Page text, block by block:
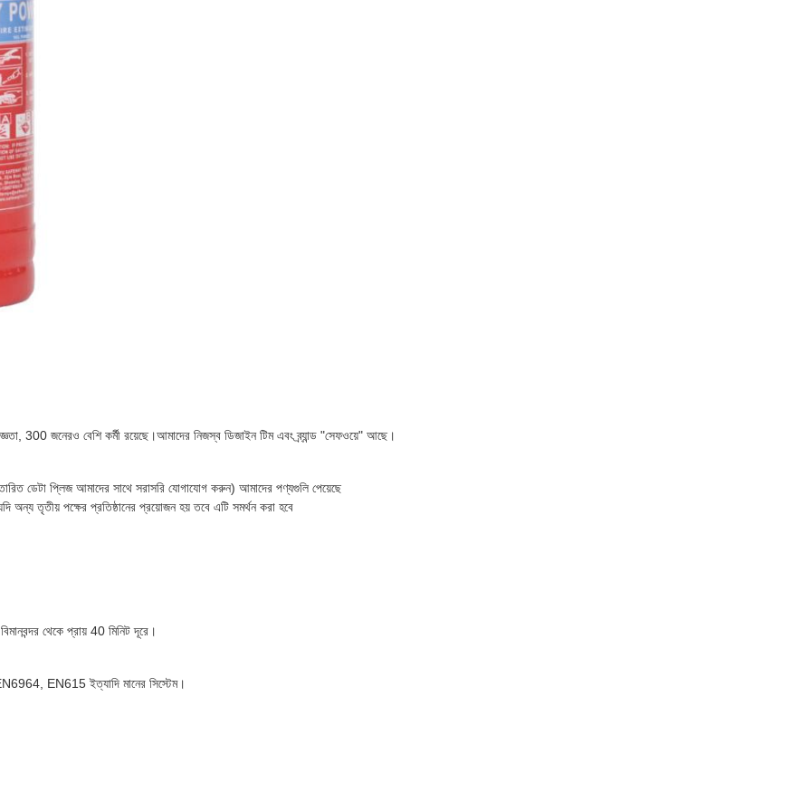
300 জনেরও বেশি কর্মী রয়েছে।আমাদের নিজস্ব ডিজাইন টিম এবং ব্র্যান্ড "সেফওয়ে" আছে।
ডেটা প্লিজ আমাদের সাথে সরাসরি যোগাযোগ করুন) আমাদের পণ্যগুলি পেয়েছে
তৃতীয় পক্ষের প্রতিষ্ঠানের প্রয়োজন হয় তবে এটি সমর্থন করা হবে
থেকে প্রায় 40 মিনিট দূরে।
EN615 ইত্যাদি মানের সিস্টেম।